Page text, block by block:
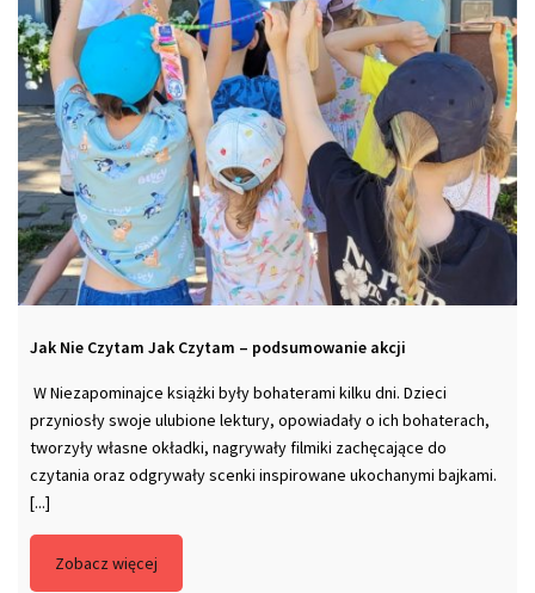
Jak Nie Czytam Jak Czytam – podsumowanie akcji
W Niezapominajce książki były bohaterami kilku dni. Dzieci
przyniosły swoje ulubione lektury, opowiadały o ich bohaterach,
tworzyły własne okładki, nagrywały filmiki zachęcające do
czytania oraz odgrywały scenki inspirowane ukochanymi bajkami.
[...]
Zobacz więcej